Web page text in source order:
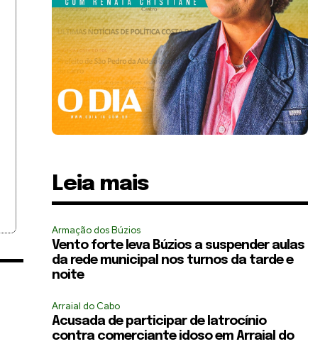
Leia mais
Armação dos Búzios
Vento forte leva Búzios a suspender aulas
da rede municipal nos turnos da tarde e
noite
Arraial do Cabo
Acusada de participar de latrocínio
contra comerciante idoso em Arraial do